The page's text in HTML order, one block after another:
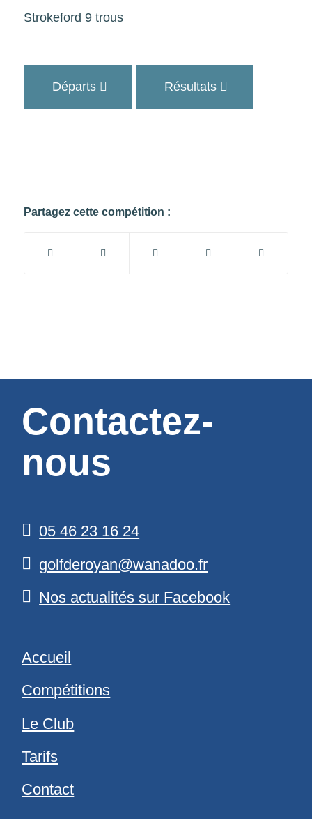
Strokeford 9 trous
Départs Résultats
Partagez cette compétition :
Contactez-
nous
05 46 23 16 24
golfderoyan@wanadoo.fr
Nos actualités sur Facebook
Accueil
Compétitions
Le Club
Tarifs
Contact